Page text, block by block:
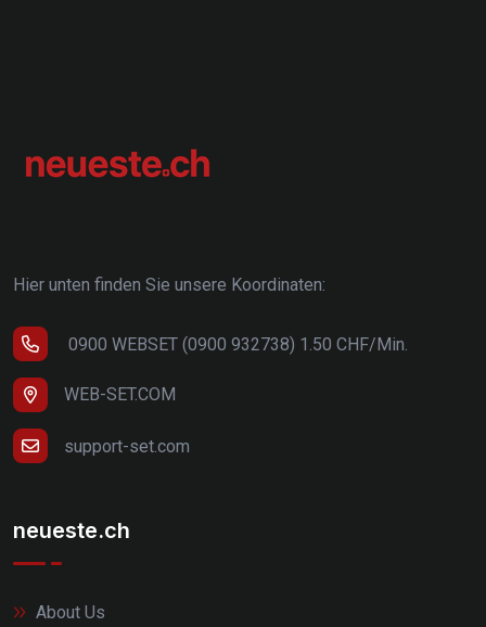
Hier unten finden Sie unsere Koordinaten:
0900 WEBSET (0900 932738) 1.50 CHF/Min.
WEB-SET.COM
support-set.com
neueste.ch
About Us